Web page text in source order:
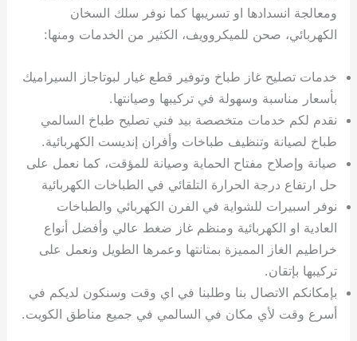
ومعالجة انسدادها او تسريبها كما نوفر سلك السخان
الكهربائي، صحن للميكروويف، الكثير من الخدمات ومنها:
خدمات تصليح غاز طباخ وتوفير قطع غيار لبوتاجاز السيراميك
بأسعار مناسبة وسهولة في تركيبها وصيانتها.
نقدم لكم خدمات متخصصة بيد فني تصليح طباخ السالمي
طباخ لصيانة وتنظيف طباخات وأفران إنديست الكهربائية.
صيانة وإصلاح مفتاح الحماية وصيانة للمؤقت، كما نعمل على
حل ارتفاع درجة الحرارة التلقائي في الطباخات الكهربائية
نوفر اسبيرات للشواية في الفرن الكهربائي والطباخات
العادية او الكهربائية ومنظم غاز ضغط عالي وأفضل أنواع
خراطيم الغاز المميزة بمتانتها وعمرها الطويل ونعمل على
تركيبها بإتقان.
بإمكانكم الاتصال بنا وطلبنا في اي وقت وسنكون لديكم في
أسرع وقت لأي مكان في السالمي في جميع مناطق الكويت.